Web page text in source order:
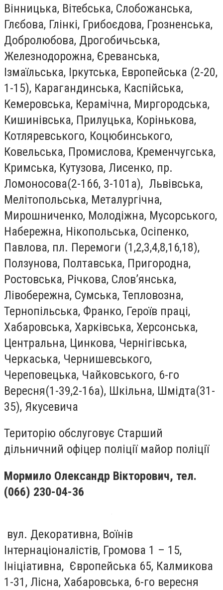
Вінницька, Вітебська, Слобожанська,
Глєбова, Глінкі, Грибоєдова, Грозненська,
Добролюбова, Дрогобичьська,
Железнодорожна, Єреванська,
Ізмаїльська, Іркутська, Европейська (2-20,
1-15), Карагандинська, Каспійська,
Кемеровська, Керамічна, Миргородська,
Кишинівська, Прилуцька, Корінькова,
Котляревського, Коцюбинського,
Ковельська, Промислова, Кременчугська,
Кримська, Кутузова, Лисенко, пр.
Ломоносова(2-166, 3-101а), Львівська,
Мелітопольська, Металургічна,
Мирошниченко, Молодіжна, Мусорського,
Набережна, Нікопольська, Осіпенко,
Павлова, пл. Перемоги (1,2,3,4,8,16,18),
Ползунова, Полтавська, Пригородна,
Ростовська, Річкова, Слов’янська,
Лівобережна, Сумська, Тепловозна,
Тернопільська, Франко, Героїв праці,
Хабаровська, Харківська, Херсонська,
Центральна, Цинкова, Чернігівська,
Черкаська, Чернишевського,
Череповецька, Чайковського, 6-го
Вересня(1-39,2-16а), Шкільна, Шмідта(31-
35), Якусевича
Територію обслуговує Старший
дільничний офіцер поліції майор поліції
Мормило Олександр Вікторович, тел.
(066) 230-04-36
вул. Декоративна, Воїнів
Інтернаціоналістів, Громова 1 – 15,
Ініціативна, Європейська 65, Калмикова
1-31, Лісна, Хабаровська, 6-го вересня